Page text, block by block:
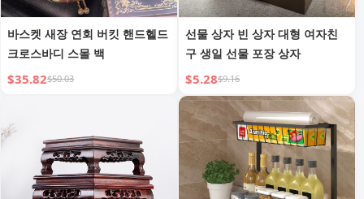
바스켓 새장 연회 버킷 핸드헬드
크로스바디 스몰 백
$35.82$50.03
선물 상자 빈 상자 대형 여자친
구 생일 선물 포장 상자
$5.28$9.16